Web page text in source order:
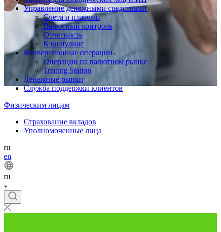
Управление денежными средствами
Счета и платежи
Валютный контроль
Отчетность
Кэш пулинг
Конверсионные операции
Операции на валютном рынке
Trading Station
Денежные рынки
Служба поддержки клиентов
Физическим лицам
Страхование вкладов
Уполномоченные лица
ru
en
ru